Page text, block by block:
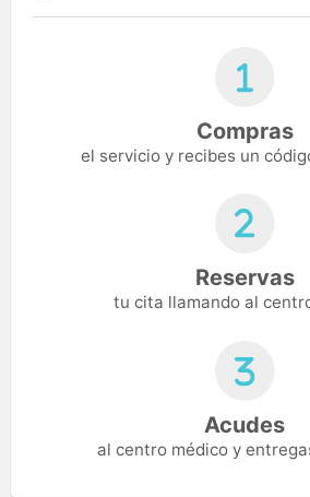
Compras
el servicio y recibes un
Reservas
tu cita llamando al
Acudes
al centro médico y